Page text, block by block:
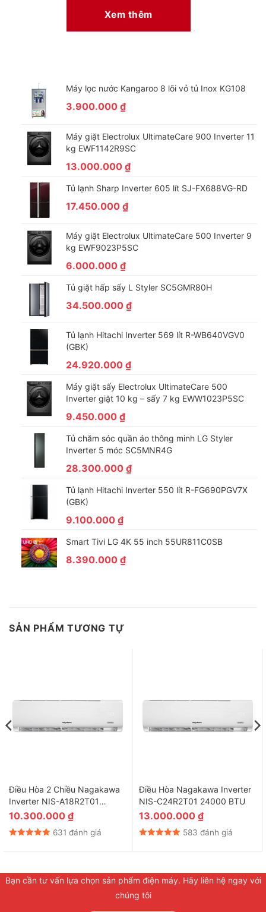
Làm mát xa và đều hơn với cửa gió mở rộng đến 80
rộng từ 60 độ lên đến 80 độ, giúp gia tăng lưu lượng gió được
thổi ra, mang hơi lạnh lan toả xa và đều hơn khắp căn phòng
Tiện lợi trong lắp đặt với ống thoát nước 2 chiều
Máy lạnh Inverter Midea có thiết kế ống thoát nước bên phải
hoặc bên trái cho máy, đảm bảo sự thuận tiện cho người dùng
trong việc lắp đặt.
Đôi khi cảm thấy mệt mỏi với việc bạn phải thức giấc để tắt
bộ lọc bụi 2 lớp mật độ cao tăng cường
bộ lọc 2 lớp kép gồm: lưới lọc mật
Xem thêm
Máy lọc nước Kangaroo 8 lõi vỏ tủ Inox KG108
3.900.000 ₫
Máy giặt Electrolux UltimateCare 900 Inverter 11
kg EWF1142R9SC
13.000.000 ₫
Tủ lạnh Sharp Inverter 605 lít SJ-FX688VG-RD
17.450.000 ₫
Máy giặt Electrolux UltimateCare 500 Inverter 9
kg EWF9023P5SC
6.000.000 ₫
Tủ giặt hấp sấy L Styler SC5GMR80H
34.500.000 ₫
Tủ lạnh Hitachi Inverter 569 lít R-WB640VGV0
(GBK)
24.920.000 ₫
Máy giặt sấy Electrolux UltimateCare 500
Inverter giặt 10 kg – sấy 7 kg EWW1023P5SC
9.450.000 ₫
Tủ chăm sóc quần áo thông minh LG Styler
Inverter 5 móc SC5MNR4G
28.300.000 ₫
Tủ lạnh Hitachi Inverter 550 lít R-FG690PGV7X
(GBK)
9.100.000 ₫
Smart Tivi LG 4K 55 inch 55UR811C0SB
8.390.000 ₫
SẢN PHẨM TƯƠNG TỰ
Điều Hòa 2 Chiều Nagakawa
Inverter NIS-A18R2T01
18000 BTU
10.300.000 ₫
631 đánh giá
Điều Hòa Nagakawa Inverter
NIS-C24R2T01 24000 BTU
13.000.000 ₫
583 đánh giá
Bạn cần tư vấn lựa chọn sản phẩm điện máy. Hãy liên hệ ngay với
chúng tôi